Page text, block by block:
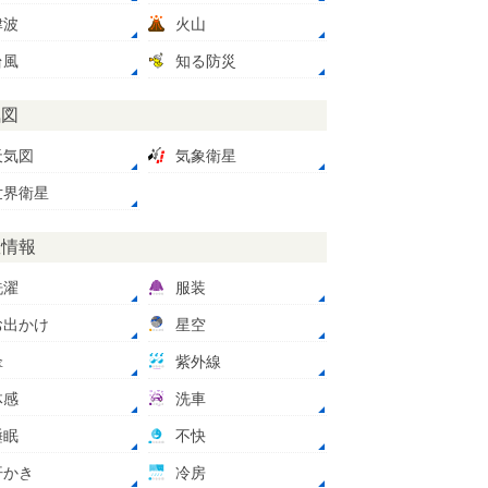
火山
風 知る防災
気図 気象衛星
界衛星
報
服装
出かけ 星空
紫外線
感 洗車
眠 不快
き 冷房